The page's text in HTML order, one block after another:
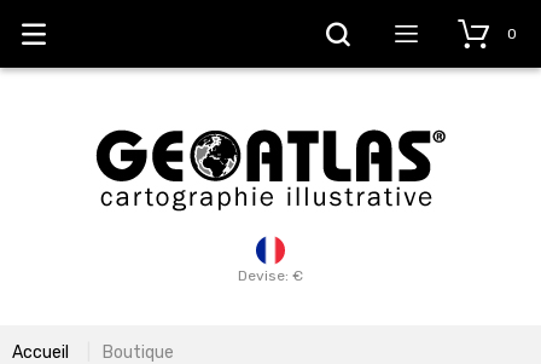
Devise: €
0
Accueil Boutique